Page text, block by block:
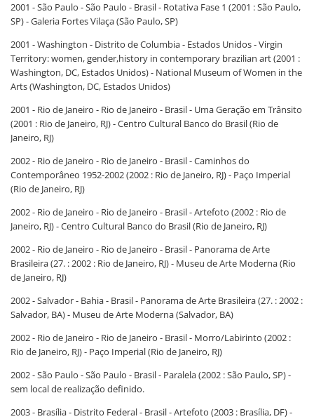
2001 - São Paulo - São Paulo - Brasil - Rotativa Fase 1 (2001 : São Paulo,
SP) - Galeria Fortes Vilaça (São Paulo, SP)
2001 - Washington - Distrito de Columbia - Estados Unidos - Virgin
Territory: women, gender,history in contemporary brazilian art (2001 :
Washington, DC, Estados Unidos) - National Museum of Women in the
Arts (Washington, DC, Estados Unidos)
2001 - Rio de Janeiro - Rio de Janeiro - Brasil - Uma Geração em Trânsito
(2001 : Rio de Janeiro, RJ) - Centro Cultural Banco do Brasil (Rio de
Janeiro, RJ)
2002 - Rio de Janeiro - Rio de Janeiro - Brasil - Caminhos do
Contemporâneo 1952-2002 (2002 : Rio de Janeiro, RJ) - Paço Imperial
(Rio de Janeiro, RJ)
2002 - Rio de Janeiro - Rio de Janeiro - Brasil - Artefoto (2002 : Rio de
Janeiro, RJ) - Centro Cultural Banco do Brasil (Rio de Janeiro, RJ)
2002 - Rio de Janeiro - Rio de Janeiro - Brasil - Panorama de Arte
Brasileira (27. : 2002 : Rio de Janeiro, RJ) - Museu de Arte Moderna (Rio
de Janeiro, RJ)
2002 - Salvador - Bahia - Brasil - Panorama de Arte Brasileira (27. : 2002 :
Salvador, BA) - Museu de Arte Moderna (Salvador, BA)
2002 - Rio de Janeiro - Rio de Janeiro - Brasil - Morro/Labirinto (2002 :
Rio de Janeiro, RJ) - Paço Imperial (Rio de Janeiro, RJ)
2002 - São Paulo - São Paulo - Brasil - Paralela (2002 : São Paulo, SP) -
sem local de realização definido.
2003 - Brasília - Distrito Federal - Brasil - Artefoto (2003 : Brasília, DF) -